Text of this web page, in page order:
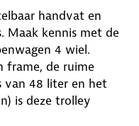
handvat en
Maak kennis met de
4 wiel.
frame, de ruime
van 48 liter en het
is deze trolley